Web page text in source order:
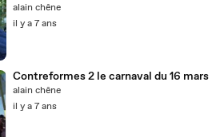
alain chêne
il y a 7 ans
Contreformes 2 le carnaval du 16 mars
alain chêne
il y a 7 ans